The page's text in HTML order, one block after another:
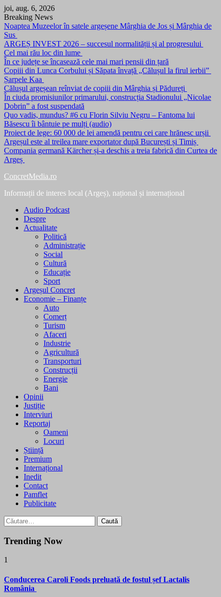
Skip
to
content
joi, aug. 6, 2026
Breaking News
Noaptea Muzeelor în satele argeșene Mârghia de Jos și Mârghia de
Sus
ARGEȘ INVEST 2026 – succesul normalității și al progresului
Cel mai rău loc din lume
În ce județe se încasează cele mai mari pensii din țară
Copiii din Lunca Corbului și Săpata învață „Călușul la firul ierbii”
Șarpele Kaa
Călușul argeșean reînviat de copiii din Mârghia și Pădureți
În ciuda promisiunilor primarului, construcția Stadionului „Nicolae
Dobrin” a fost suspendată
Quo vadis, mundus? #6 cu Florin Silviu Negru – Fantoma lui
Băsescu îi bântuie pe mulți (audio)
Proiect de lege: 60 000 de lei amendă pentru cei care hrănesc urșii
Argeșul este al treilea mare exportator după București și Timiș
Compania germană Kärcher și-a deschis a treia fabrică din Curtea de
Argeș
ConcretMedia.ro
Informații de interes local (Argeș), național și internațional
Audio Podcast
Despre
Actualitate
Politică
Administrație
Social
Cultură
Educație
Sport
Argeșul Concret
Economie – Finanțe
Auto
Comerț
Turism
Afaceri
Industrie
Agricultură
Transporturi
Construcții
Energie
Bani
Opinii
Justiție
Interviuri
Reportaj
Oameni
Locuri
Știință
Premium
Internațional
Inedit
Contact
Pamflet
Publicitate
Caută
după:
Trending Now
1
Conducerea Caroli Foods preluată de fostul șef Lactalis
România